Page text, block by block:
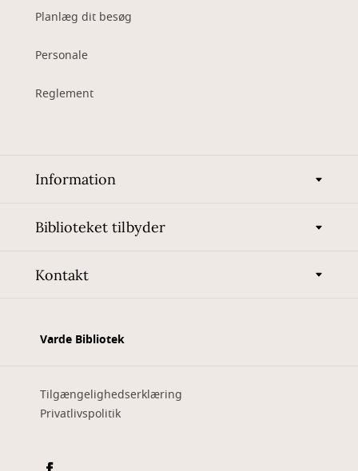
Planlæg dit besøg
Personale
Reglement
Information
Biblioteket tilbyder
Kontakt
Varde Bibliotek
Tilgængelighedserklæring
Privatlivspolitik